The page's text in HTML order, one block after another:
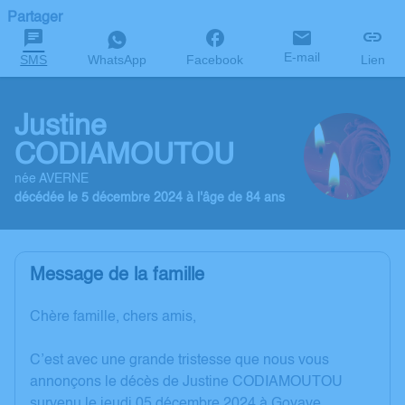
Partager
SMS WhatsApp Facebook E-mail Lien
Justine
CODIAMOUTOU
née AVERNE
décédée le 5 décembre 2024 à l'âge de 84 ans
Message de la famille
Chère famille, chers amis,
C’est avec une grande tristesse que nous vous
annonçons le décès de Justine CODIAMOUTOU